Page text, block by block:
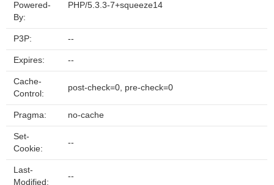
Powered-
By:
PHP/5.3.3-7+squeeze14
P3P: --
Expires: --
Cache-
Control:
post-check=0, pre-check=0
Pragma: no-cache
Set-
Cookie:
--
Last-
Modified:
--